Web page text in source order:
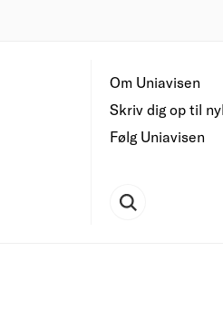
Om Uniavisen
Skriv dig op til
Følg Uniavisen